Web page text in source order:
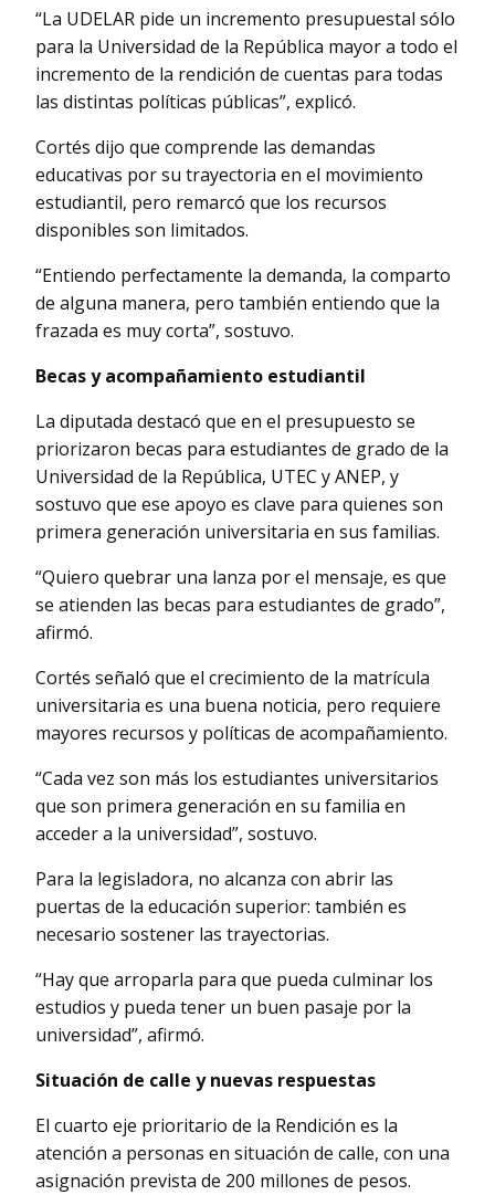
“La UDELAR pide un incremento presupuestal sólo
para la Universidad de la República mayor a todo el
incremento de la rendición de cuentas para todas
las distintas políticas públicas”, explicó.
Cortés dijo que comprende las demandas
educativas por su trayectoria en el movimiento
estudiantil, pero remarcó que los recursos
disponibles son limitados.
“Entiendo perfectamente la demanda, la comparto
de alguna manera, pero también entiendo que la
frazada es muy corta”, sostuvo.
Becas y acompañamiento estudiantil
La diputada destacó que en el presupuesto se
priorizaron becas para estudiantes de grado de la
Universidad de la República, UTEC y ANEP, y
sostuvo que ese apoyo es clave para quienes son
primera generación universitaria en sus familias.
“Quiero quebrar una lanza por el mensaje, es que
se atienden las becas para estudiantes de grado”,
afirmó.
Cortés señaló que el crecimiento de la matrícula
universitaria es una buena noticia, pero requiere
mayores recursos y políticas de acompañamiento.
“Cada vez son más los estudiantes universitarios
que son primera generación en su familia en
acceder a la universidad”, sostuvo.
Para la legisladora, no alcanza con abrir las
puertas de la educación superior: también es
necesario sostener las trayectorias.
“Hay que arroparla para que pueda culminar los
estudios y pueda tener un buen pasaje por la
universidad”, afirmó.
Situación de calle y nuevas respuestas
El cuarto eje prioritario de la Rendición es la
atención a personas en situación de calle, con una
asignación prevista de 200 millones de pesos.